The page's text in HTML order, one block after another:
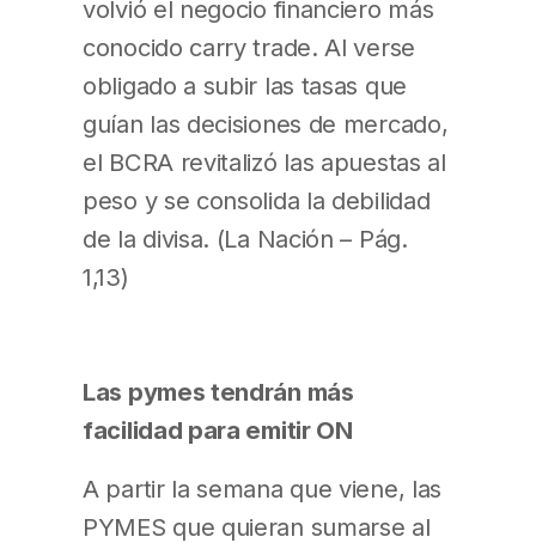
volvió el negocio financiero más
conocido carry trade. Al verse
obligado a subir las tasas que
guían las decisiones de mercado,
el BCRA revitalizó las apuestas al
peso y se consolida la debilidad
de la divisa. (La Nación – Pág.
1,13)
Las pymes tendrán más
facilidad para emitir ON
A partir la semana que viene, las
PYMES que quieran sumarse al